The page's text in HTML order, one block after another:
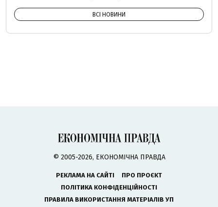
ВСІ НОВИНИ
© 2005-2026, ЕКОНОМІЧНА ПРАВДА
РЕКЛАМА НА САЙТІ
ПРО ПРОЄКТ
ПОЛІТИКА КОНФІДЕНЦІЙНОСТІ
ПРАВИЛА ВИКОРИСТАННЯ МАТЕРІАЛІВ УП